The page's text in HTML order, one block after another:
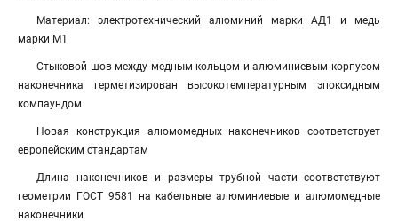
Материал: электротехнический алюминий марки АД1 и медь
марки М1
Стыковой шов между медным кольцом и алюминиевым корпусом
наконечника герметизирован высокотемпературным эпоксидным
компаундом
Новая конструкция алюмомедных наконечников соответствует
европейским стандартам
Длина наконечников и размеры трубной части соответствуют
геометрии ГОСТ 9581 на кабельные алюминиевые и алюмомедные
наконечники